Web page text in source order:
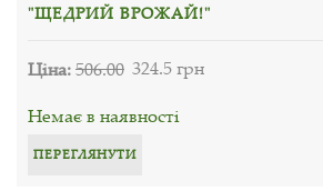
"ЩЕДРИЙ ВРОЖАЙ!"
Ціна:506.00 324.5 грн
Немає в наявності
ПЕРЕГЛЯНУТИ